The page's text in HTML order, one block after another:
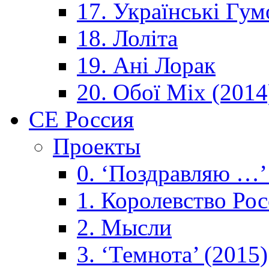
17. Українські
18. Лоліта
19. Ані Лорак
20. Обої Mix
CE Россия
Проекты
0. ‘Поздравляю
1. Королевствo
2. Мысли
3. ‘Темнота’ (2015)